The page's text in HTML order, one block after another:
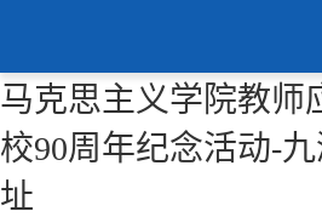
马克思主义学院教师
校90周年纪念活动-
址